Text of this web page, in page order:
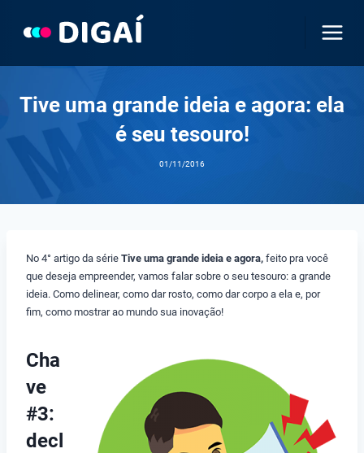
Tive uma grande ideia e agora: ela
é seu tesouro!
01/11/2016
No 4° artigo da série Tive uma grande ideia e agora, feito pra você
que deseja empreender, vamos falar sobre o seu tesouro: a grande
ideia. Como delinear, como dar rosto, como dar corpo a ela e, por
fim, como mostrar ao mundo sua inovação!
Cha
ve
#3:
decl